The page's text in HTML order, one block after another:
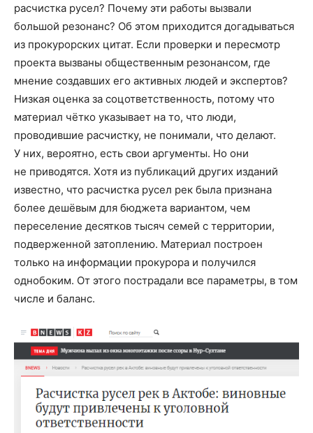
расчистка русел? Почему эти работы вызвали
большой резонанс? Об этом приходится догадываться
из прокурорских цитат. Если проверки и пересмотр
проекта вызваны общественным резонансом, где
мнение создавших его активных людей и экспертов?
Низкая оценка за соцответственность, потому что
материал чётко указывает на то, что люди,
проводившие расчистку, не понимали, что делают.
У них, вероятно, есть свои аргументы. Но они
не приводятся. Хотя из публикаций других изданий
известно, что расчистка русел рек была признана
более дешёвым для бюджета вариантом, чем
переселение десятков тысяч семей с территории,
подверженной затоплению. Материал построен
только на информации прокурора и получился
однобоким. От этого пострадали все параметры, в том
числе и баланс.